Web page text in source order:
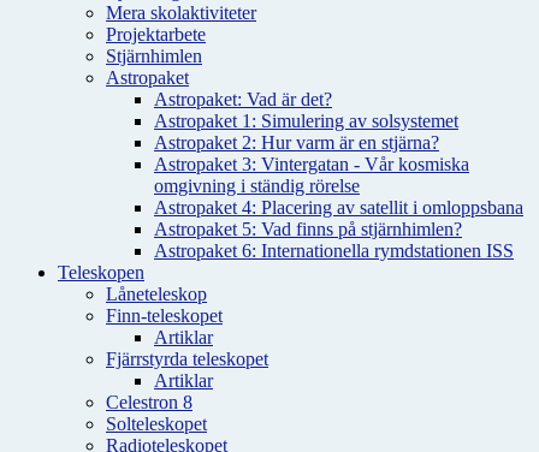
Mera skolaktiviteter
Projektarbete
Stjärnhimlen
Astropaket
Astropaket: Vad är det?
Astropaket 1: Simulering av solsystemet
Astropaket 2: Hur varm är en stjärna?
Astropaket 3: Vintergatan - Vår kosmiska
omgivning i ständig rörelse
Astropaket 4: Placering av satellit i omloppsbana
Astropaket 5: Vad finns på stjärnhimlen?
Astropaket 6: Internationella rymdstationen ISS
Teleskopen
Låneteleskop
Finn-teleskopet
Artiklar
Fjärrstyrda teleskopet
Artiklar
Celestron 8
Solteleskopet
Radioteleskopet